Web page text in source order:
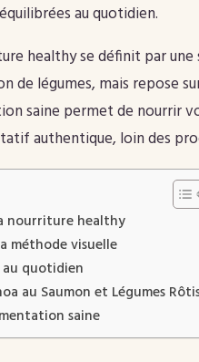
au quotidien.
healthy se définit par une
de légumes, mais repose
saine permet de nourrir
authentique, loin des
nourriture healthy
méthode visuelle
au quotidien
au Saumon et Légumes
saine